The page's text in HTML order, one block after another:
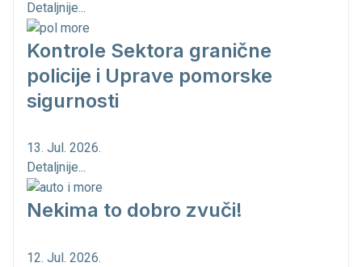
Detaljnije...
Kontrole Sektora granične
policije i Uprave pomorske
sigurnosti
13. Jul. 2026.
Detaljnije...
Nekima to dobro zvuči!
12. Jul. 2026.